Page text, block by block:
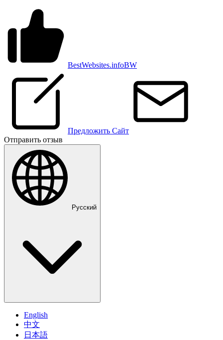
BestWebsites.infoBW
Предложить Сайт
Отправить отзыв
Pусский
English
中文
日本語